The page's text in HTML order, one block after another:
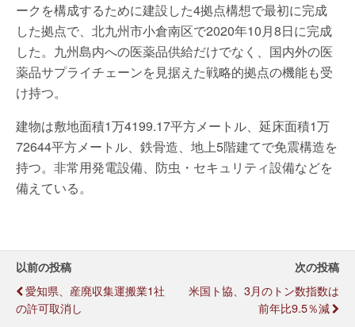
ークを構成するために建設した4拠点構想で最初に完成
した拠点で、北九州市小倉南区で2020年10月8日に完成
した。九州島内への医薬品供給だけでなく、国内外の医
薬品サプライチェーンを見据えた戦略的拠点の機能も受
け持つ。
建物は敷地面積1万4199.17平方メートル、延床面積1万
72644平方メートル、鉄骨造、地上5階建てで免震構造を
持つ。非常用発電設備、防虫・セキュリティ設備などを
備えている。
以前の投稿
愛知県、産廃収集運搬業1社
の許可取消し
次の投稿
米国ト協、3月のトン数指数は
前年比9.5％減